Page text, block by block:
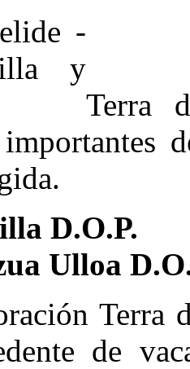
Terra
D.O.P.
Ulloa
Terra
de